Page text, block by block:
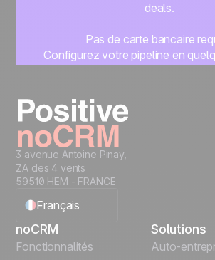
deals.
Pas de carte bancaire
Configurez votre pipeline en
3 avenue Antoine Pinay,
ZA des 4 vents
59510 HEM - FRANCE
Français
English
noCRM
Fonctionnalités
Solutions
Auto-